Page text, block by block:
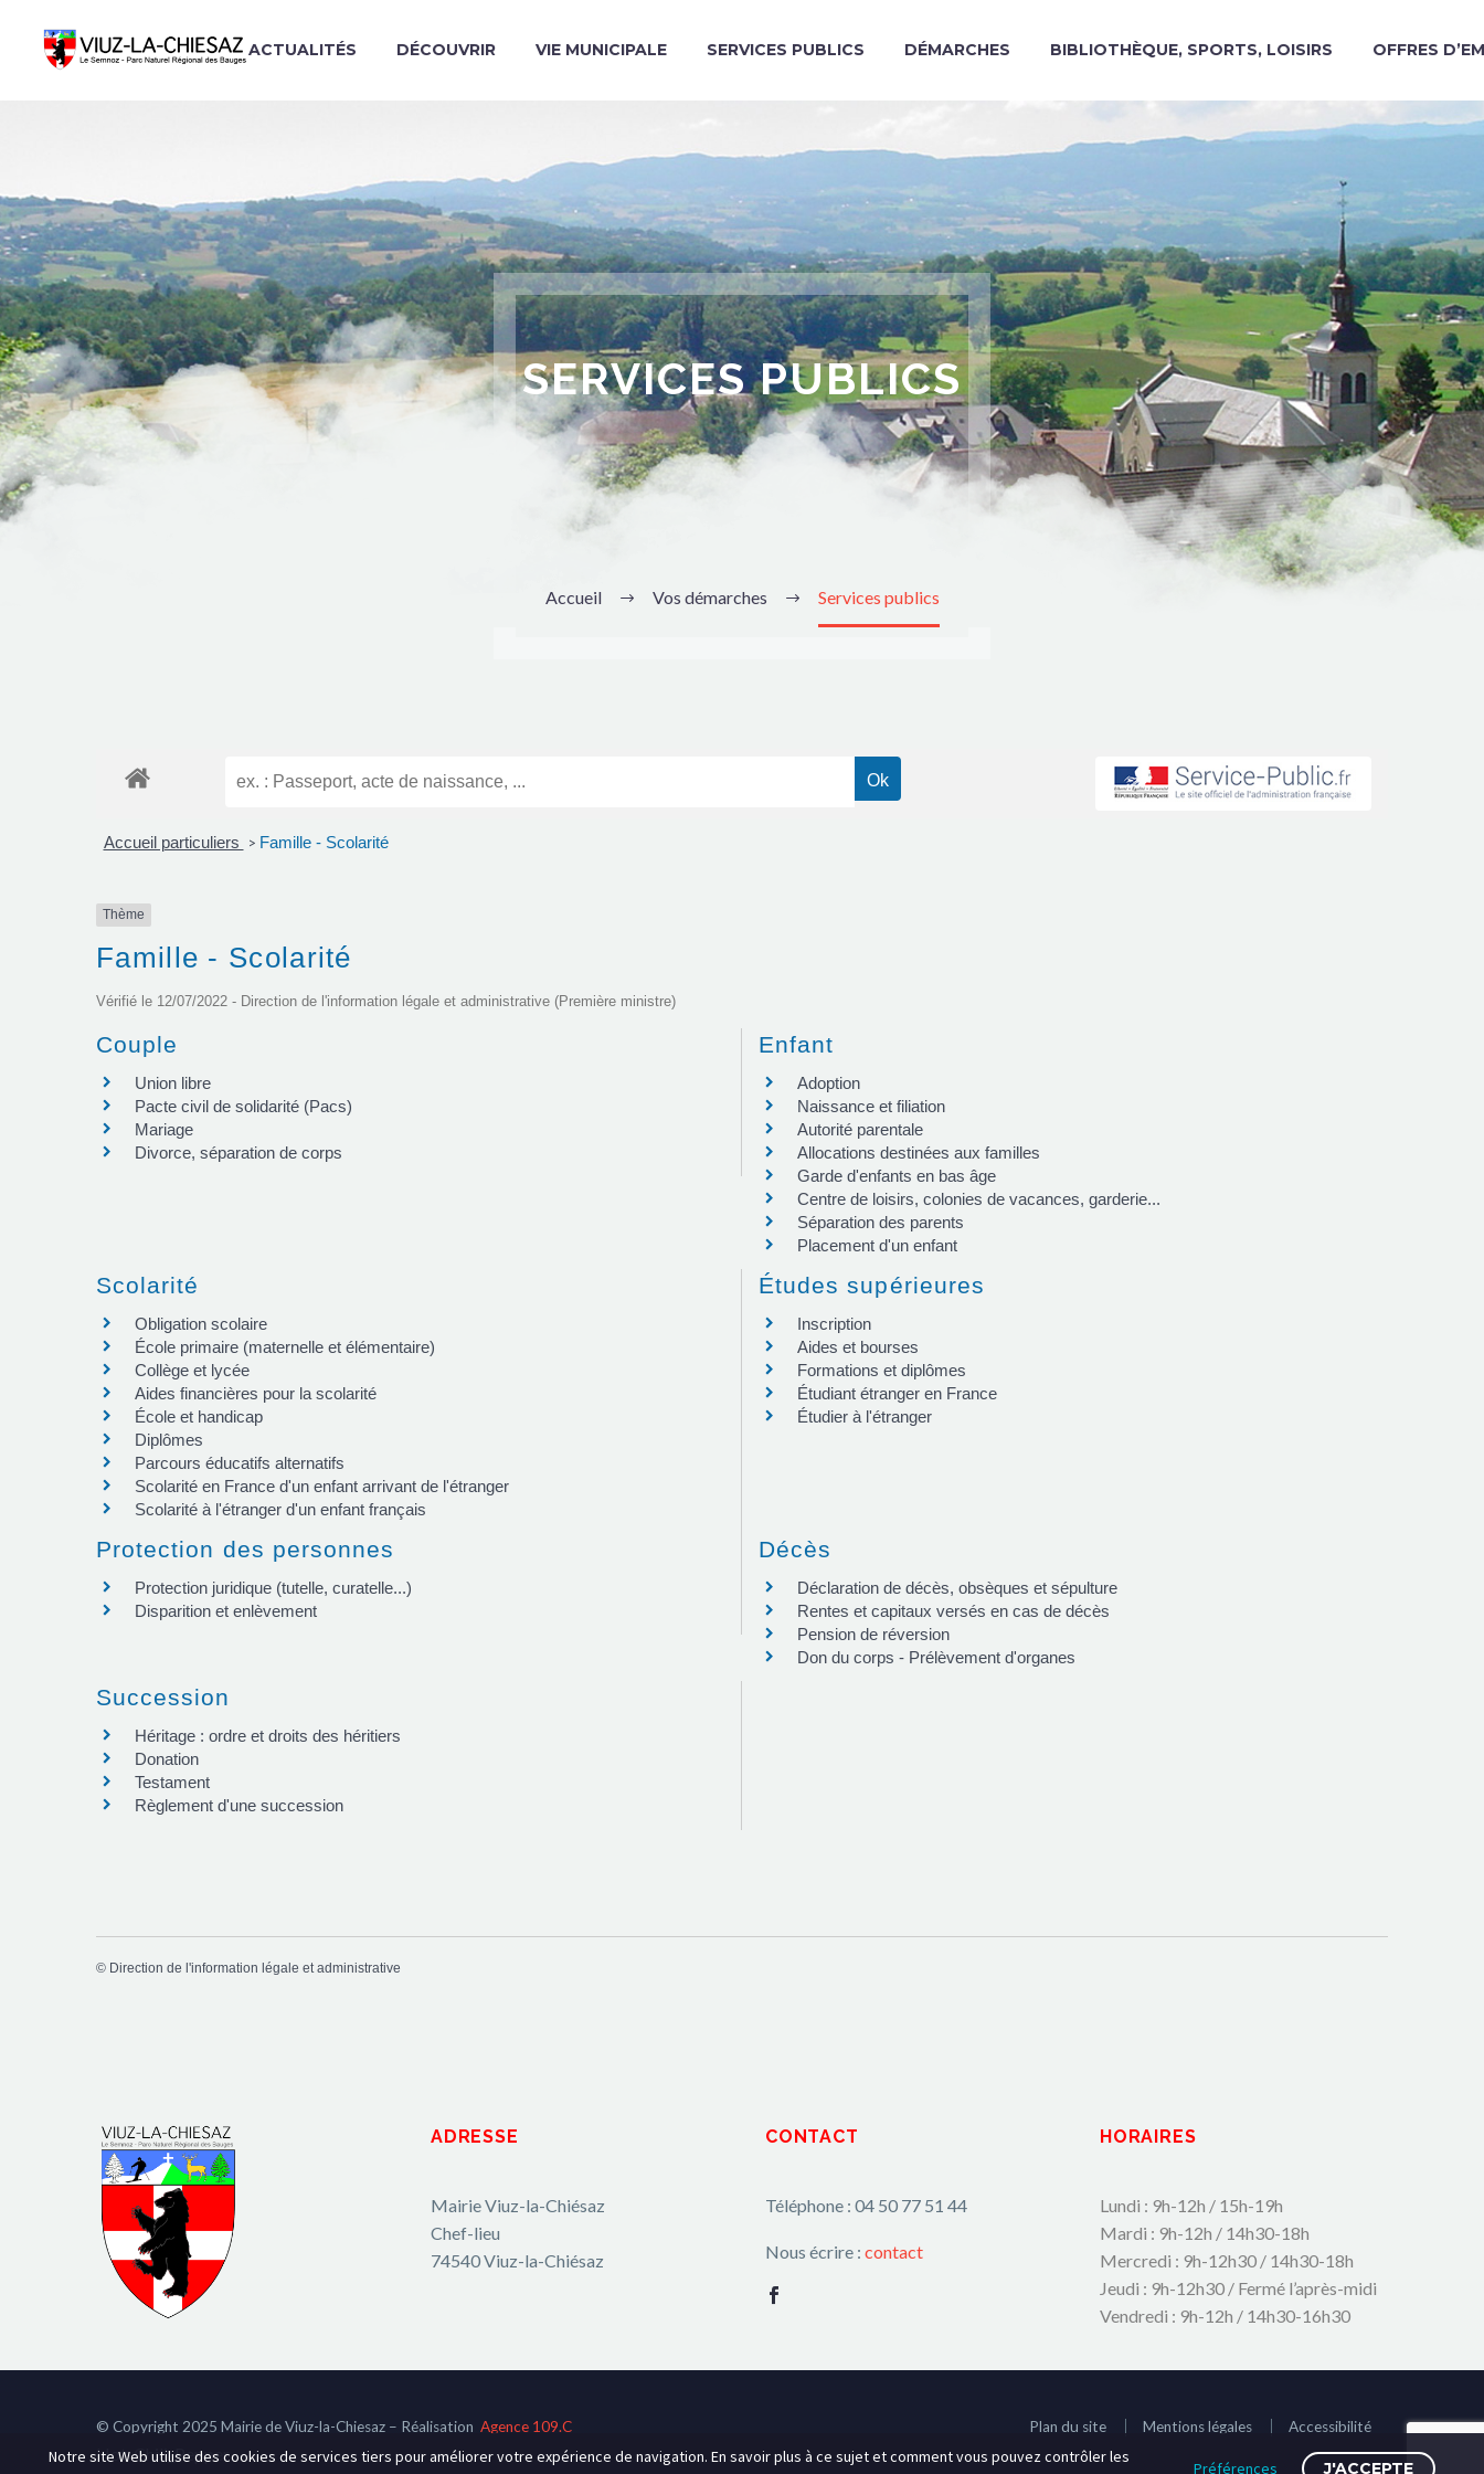
ACTUALITÉS DÉCOUVRIR VIE MUNICIPALE SERVICES PUBLICS DÉMARCHES BIBLIOTHÈQUE, SPORTS, LOISIRS OFFRES
SERVICES PUBLICS
Accueil Vos démarches Services publics
Accueil particuliers > Famille - Scolarité
Thème
Famille - Scolarité
Vérifié le 12/07/2022 - Direction de l'information légale et administrative (Première ministre)
Couple
Union libre
Pacte civil de solidarité (Pacs)
Mariage
Divorce, séparation de corps
Enfant
Adoption
Naissance et filiation
Autorité parentale
Allocations destinées aux familles
Garde d'enfants en bas âge
Centre de loisirs, colonies de vacances, garderie...
Séparation des parents
Placement d'un enfant
Scolarité
Obligation scolaire
École primaire (maternelle et élémentaire)
Collège et lycée
Aides financières pour la scolarité
École et handicap
Diplômes
Parcours éducatifs alternatifs
Scolarité en France d'un enfant arrivant de l'étranger
Scolarité à l'étranger d'un enfant français
Études supérieures
Inscription
Aides et bourses
Formations et diplômes
Étudiant étranger en France
Étudier à l'étranger
Protection des personnes
Protection juridique (tutelle, curatelle...)
Disparition et enlèvement
Décès
Déclaration de décès, obsèques et sépulture
Rentes et capitaux versés en cas de décès
Pension de réversion
Don du corps - Prélèvement d'organes
Succession
Héritage : ordre et droits des héritiers
Donation
Testament
Règlement d'une succession
© Direction de l'information légale et administrative
ADRESSE
Mairie Viuz-la-Chiésaz
Chef-lieu
74540 Viuz-la-Chiésaz
CONTACT
Téléphone : 04 50 77 51 44
Nous écrire : contact
HORAIRES
Lundi : 9h-12h / 15h-19h
Mardi : 9h-12h / 14h30-18h
Mercredi : 9h-12h30 / 14h30-18h
Jeudi : 9h-12h30 / Fermé l’après-midi
Vendredi : 9h-12h / 14h30-16h30
© Copyright 2025 Mairie de Viuz-la-Chiesaz – Réalisation Agence 109.C
Hot-Chili_Pepper
Plan du site Mentions légales Accessibilité
Notre site Web utilise des cookies de services tiers pour améliorer votre expérience de navigation. En savoir plus à ce sujet et comment vous pouvez contrôler les
Préférences J'ACCEPTE